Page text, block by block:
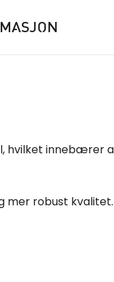
innebærer
robust